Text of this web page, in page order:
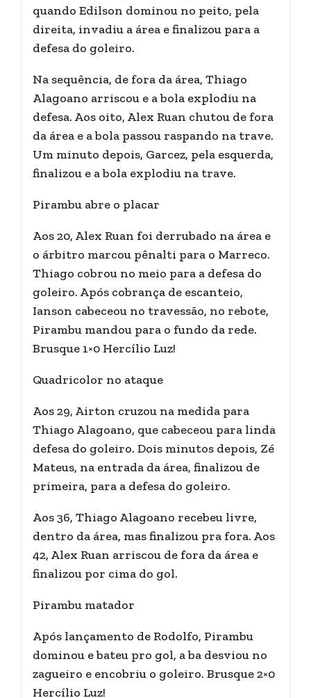
quando Edilson dominou no peito, pela
direita, invadiu a área e finalizou para a
defesa do goleiro.
Na sequência, de fora da área, Thiago
Alagoano arriscou e a bola explodiu na
defesa. Aos oito, Alex Ruan chutou de fora
da área e a bola passou raspando na trave.
Um minuto depois, Garcez, pela esquerda,
finalizou e a bola explodiu na trave.
Pirambu abre o placar
Aos 20, Alex Ruan foi derrubado na área e
o árbitro marcou pênalti para o Marreco.
Thiago cobrou no meio para a defesa do
goleiro. Após cobrança de escanteio,
Ianson cabeceou no travessão, no rebote,
Pirambu mandou para o fundo da rede.
Brusque 1×0 Hercílio Luz!
Quadricolor no ataque
Aos 29, Airton cruzou na medida para
Thiago Alagoano, que cabeceou para linda
defesa do goleiro. Dois minutos depois, Zé
Mateus, na entrada da área, finalizou de
primeira, para a defesa do goleiro.
Aos 36, Thiago Alagoano recebeu livre,
dentro da área, mas finalizou pra fora. Aos
42, Alex Ruan arriscou de fora da área e
finalizou por cima do gol.
Pirambu matador
Após lançamento de Rodolfo, Pirambu
dominou e bateu pro gol, a ba desviou no
zagueiro e encobriu o goleiro. Brusque 2×0
Hercílio Luz!